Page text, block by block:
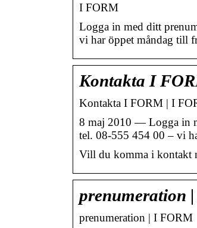
I FORM
Logga in med ditt
vi har öppet måndag till
Kontakta I
Kontakta I FORM | I
8 maj 2010 — Logga in
tel. 08-555 454 00 – vi
Vill du komma i kontakt
prenumeration
prenumeration | I FORM